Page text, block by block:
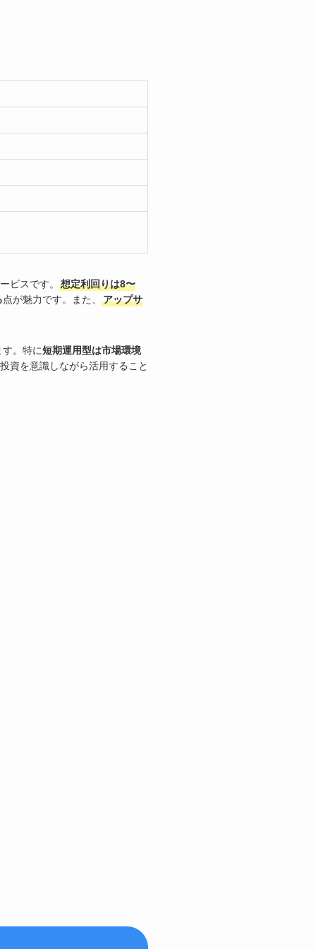
ビスです。
想定利回りは8〜
点が魅力です。また、 アップサ
。特に短期運用型は市場環境
資を意識しながら活用すること